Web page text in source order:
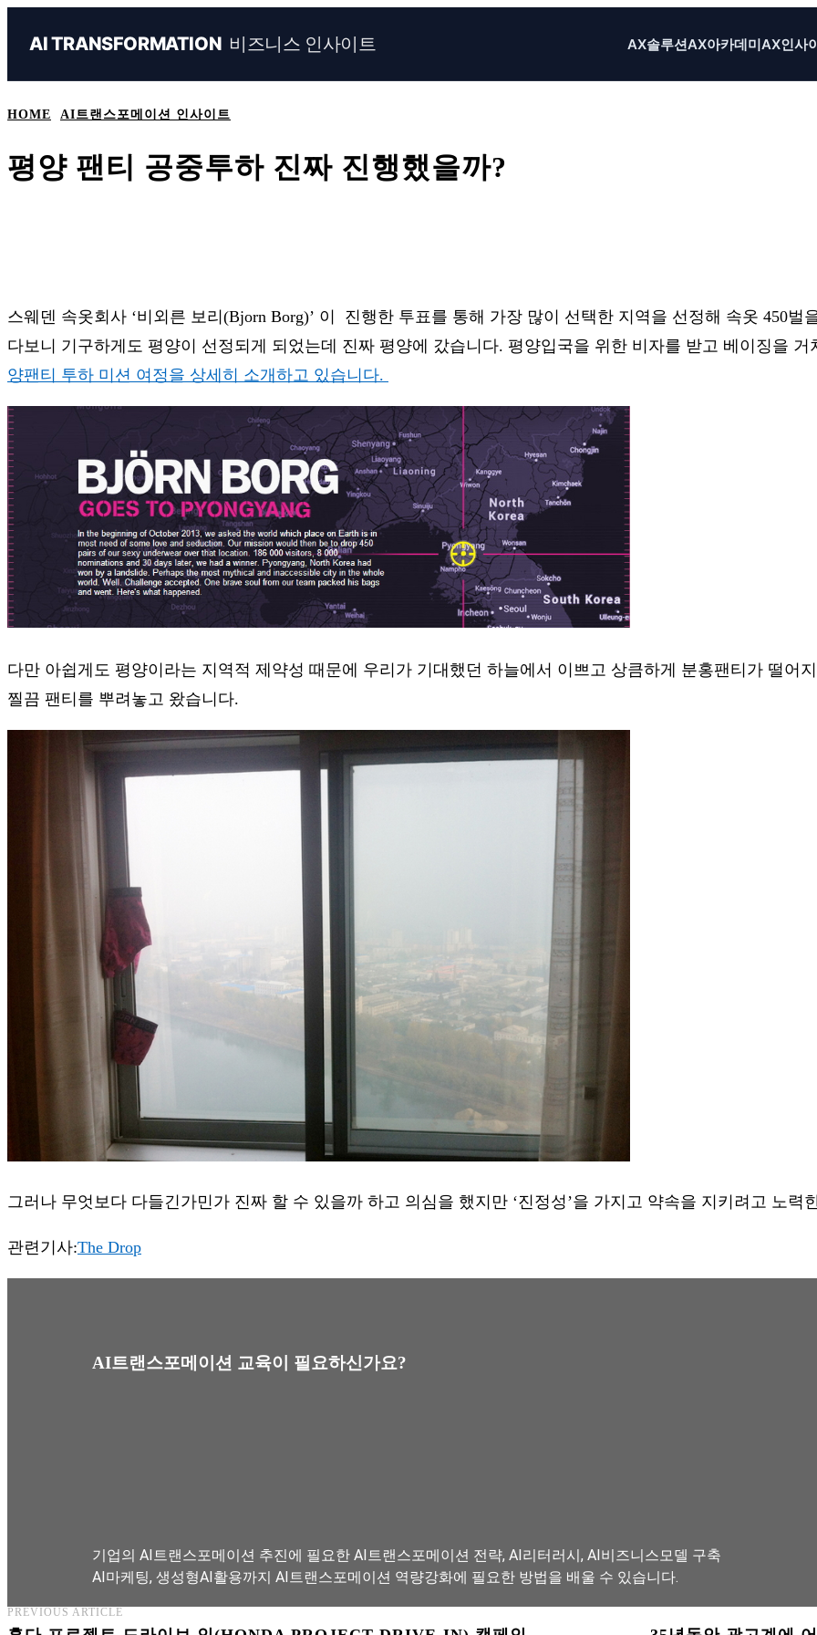
AI TRANSFORMATION 비즈니스 인사이트 AX솔루션AX아카데미AX인사
HOME AI트랜스포메이션 인사이트
평양 팬티 공중투하 진짜 진행했을까?
스웨덴 속옷회사 ‘비외른 보리(Bjorn Borg)’ 이 진행한 투표를 통해 가장 많이 선택한 지역을 선정해 속옷 450
다보니 기구하게도 평양이 선정되게 되었는데 진짜 평양에 갔습니다. 평양입국을 위한 비자를 받고 베이징을
양팬티 투하 미션 여정을 상세히 소개하고 있습니다.
다만 아쉽게도 평양이라는 지역적 제약성 때문에 우리가 기대했던 하늘에서 이쁘고 상큼하게 분홍팬티가 떨어
찔끔 팬티를 뿌려놓고 왔습니다.
그러나 무엇보다 다들긴가민가 진짜 할 수 있을까 하고 의심을 했지만 ‘진정성’을 가지고 약속을 지키려고 노력
관련기사:The Drop
AI트랜스포메이션 교육이 필요하신가요?
기업의 AI트랜스포메이션 추진에 필요한 AI트랜스포메이션 전략, AI리터러시, AI비즈니스모델 구축
AI마케팅, 생성형AI활용까지 AI트랜스포메이션 역량강화에 필요한 방법을 배울 수 있습니다.
PREVIOUS ARTICLE